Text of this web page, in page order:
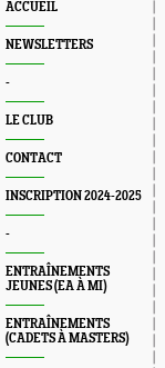
ACCUEIL
NEWSLETTERS
-
LE CLUB
CONTACT
INSCRIPTION 2024-2025
-
ENTRAÎNEMENTS
JEUNES (EA À MI)
ENTRAÎNEMENTS
(CADETS À MASTERS)